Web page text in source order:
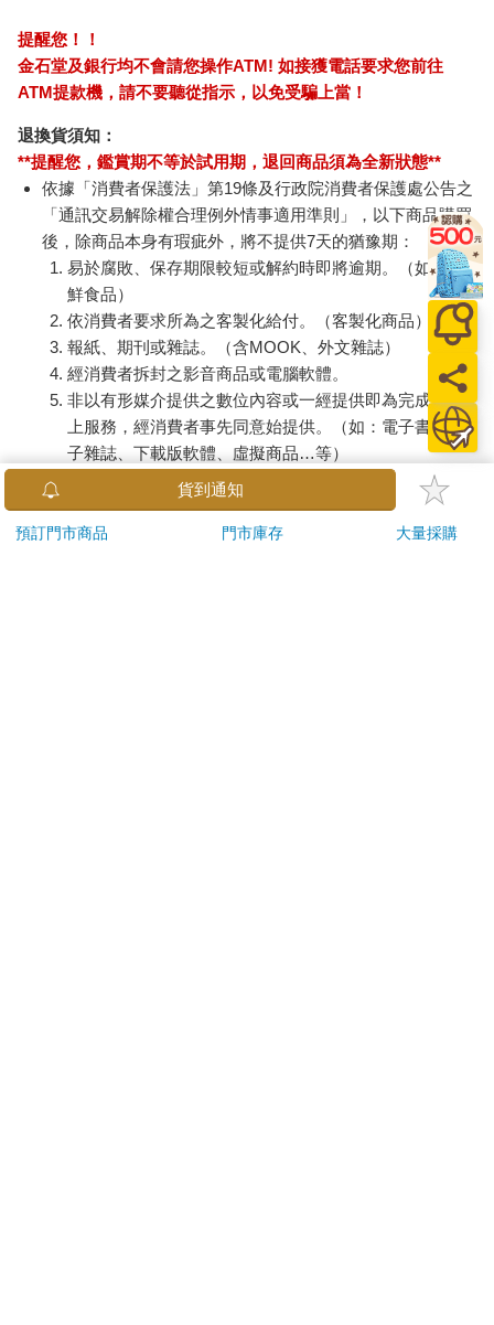
提醒您！！
金石堂及銀行均不會請您操作ATM! 如接獲電話要求您前往
ATM提款機，請不要聽從指示，以免受騙上當！
退換貨須知：
**提醒您，鑑賞期不等於試用期，退回商品須為全新狀態**
依據「消費者保護法」第19條及行政院消費者保護處公告之
「通訊交易解除權合理例外情事適用準則」，以下商品購買
後，除商品本身有瑕疵外，將不提供7天的猶豫期：
易於腐敗、保存期限較短或解約時即將逾期。（如：生
鮮食品）
依消費者要求所為之客製化給付。（客製化商品）
報紙、期刊或雜誌。（含MOOK、外文雜誌）
經消費者拆封之影音商品或電腦軟體。
非以有形媒介提供之數位內容或一經提供即為完成之線
上服務，經消費者事先同意始提供。（如：電子書、電
子雜誌、下載版軟體、虛擬商品…等）
已拆封之個人衛生用品。（如：內衣褲、刮鬍刀、除毛
若非上列種類商品，均享有到貨7天的猶豫期（含例假
貨到通知
預訂門市商品 門市庫存 大量採購